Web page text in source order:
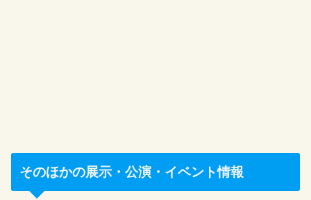
そのほかの展示・公演・イベント情報